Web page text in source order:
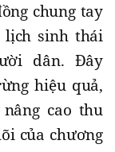
chung tay
sinh thái
dân. Đây
hiệu quả,
cao thu
của chương